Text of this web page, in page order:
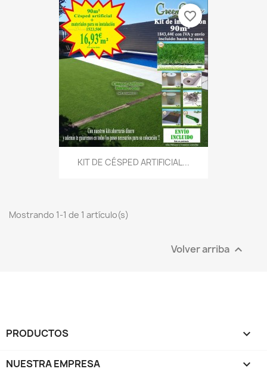
KIT DE CÉSPED ARTIFICIAL...
favorite_border
Mostrando 1-1 de 1 artículo(s)
Volver arriba 
PRODUCTOS 
NUESTRA EMPRESA 